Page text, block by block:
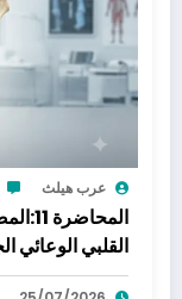
عرب هيلث
القلبي الوعائي